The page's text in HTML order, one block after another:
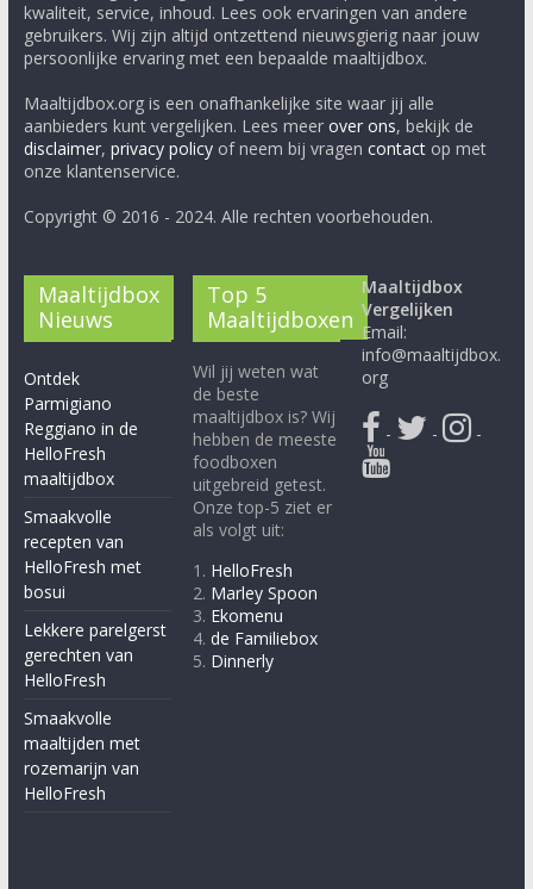
kwaliteit, service, inhoud. Lees ook ervaringen van andere
gebruikers. Wij zijn altijd ontzettend nieuwsgierig naar jouw
persoonlijke ervaring met een bepaalde maaltijdbox.
Maaltijdbox.org is een onafhankelijke site waar jij alle
aanbieders kunt vergelijken. Lees meer over ons, bekijk de
disclaimer, privacy policyof neem bij vragen contactop met
onze klantenservice.
Copyright © 2016 - 2024. Alle rechten voorbehouden.
Maaltijdbox
Nieuws
Ontdek
Parmigiano
Reggiano in de
HelloFresh
maaltijdbox
Smaakvolle
recepten van
HelloFresh met
bosui
Lekkere parelgerst
gerechten van
HelloFresh
Smaakvolle
maaltijden met
rozemarijn van
HelloFresh
Top 5
Maaltijdboxen
Wil jij weten wat
de beste
maaltijdbox is? Wij
hebben de meeste
foodboxen
uitgebreid getest.
Onze top-5 ziet er
als volgt uit:
1. HelloFresh
2. Marley Spoon
3. Ekomenu
4.de Familiebox
5. Dinnerly
Maaltijdbox
Vergelijken
Email:
info@maaltijdbox.
org
- - -